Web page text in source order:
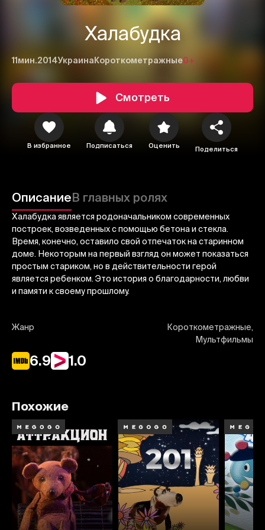
Халабудка
11мин.2014Украина Короткометражные0+
Смотреть
В избранное Подписаться Оценить Поделиться
ОписаниеВ главных ролях
Халабудка является родоначальником современных
построек, возведенных с помощью бетона и стекла.
Время, конечно, оставило свой отпечаток на старинном
доме. Некоторым на первый взгляд он может показаться
простым стариком, но в действительности герой
является ребенком. Это история о благодарности, любви
и памяти к своему прошлому.
Жанр
Короткометражные,
Мультфильмы
6.9 1.0
1 2 3
Отправить
Похожие